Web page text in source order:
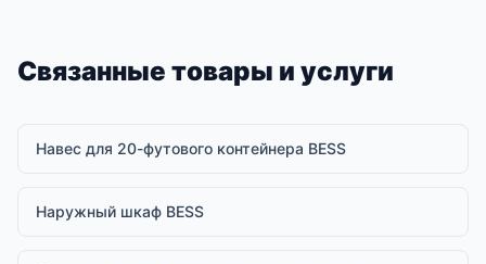
Связанные товары и услуги
Навес для 20-футового контейнера BESS
Наружный шкаф BESS